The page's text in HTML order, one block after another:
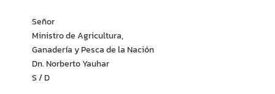
Señor
Ministro de Agricultura,
Ganadería y Pesca de la Nación
Dn. Norberto Yauhar
S / D